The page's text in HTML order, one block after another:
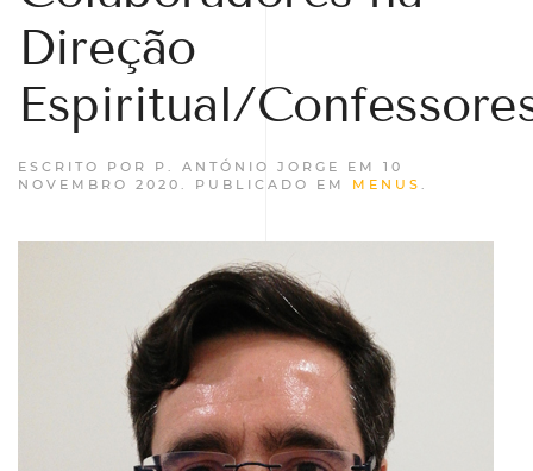
Direção
Espiritual/
ESCRITO POR P. ANTÓNIO JORGE EM 10
NOVEMBRO 2020 . PUBLICADO EM MENUS .